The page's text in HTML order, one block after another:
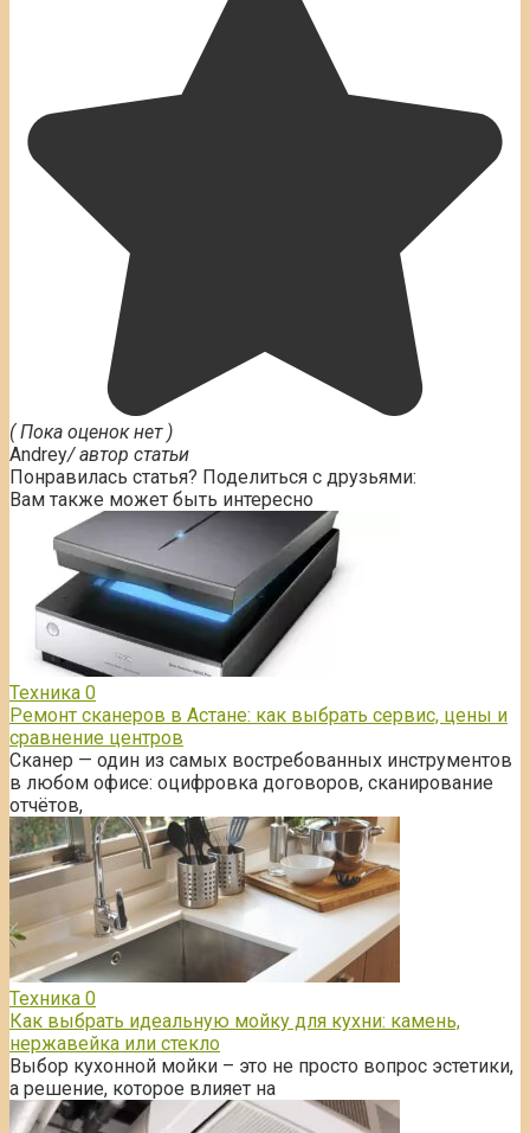
( Пока оценок нет )
Andrey/ автор статьи
Понравилась статья? Поделиться с друзьями:
Вам также может быть интересно
Техника 0
Ремонт сканеров в Астане: как выбрать сервис, цены и
сравнение центров
Сканер — один из самых востребованных инструментов
в любом офисе: оцифровка договоров, сканирование
отчётов,
Техника 0
Как выбрать идеальную мойку для кухни: камень,
нержавейка или стекло
Выбор кухонной мойки – это не просто вопрос эстетики,
а решение, которое влияет на